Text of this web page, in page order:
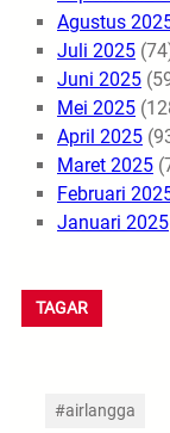
Agustus
Juli 2025
Juni 2025
Mei 2025
April 2025
Maret 2025
Februari
Januari 2025
TAGAR
#airlangga